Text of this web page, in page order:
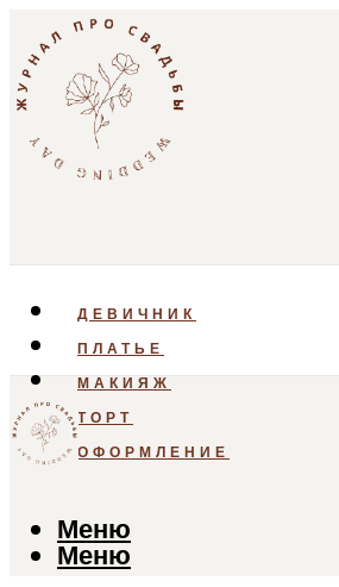
ДЕВИЧНИК
ПЛАТЬЕ
МАКИЯЖ
ТОРТ
ОФОРМЛЕНИЕ
Меню
Меню